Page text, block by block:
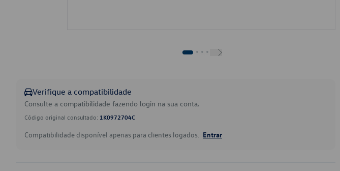
Verifique a compatibilidade
Consulte a compatibilidade fazendo login na sua conta.
Código original consultado: 1K0972704C
Compatibilidade disponível apenas para clientes logados. Entrar